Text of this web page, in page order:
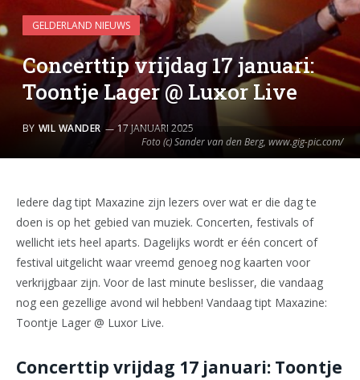
Foto (c) Sander van den Berg, www.gig-pic.com/
GELDERLAND NIEUWS
Concerttip vrijdag 17 januari:
Toontje Lager @ Luxor Live
BY WIL WANDER 17 JANUARI 2025
Iedere dag tipt Maxazine zijn lezers over wat er die dag te
doen is op het gebied van muziek. Concerten, festivals of
wellicht iets heel aparts. Dagelijks wordt er één concert of
festival uitgelicht waar vreemd genoeg nog kaarten voor
verkrijgbaar zijn. Voor de last minute beslisser, die vandaag
nog een gezellige avond wil hebben! Vandaag tipt Maxazine:
Toontje Lager @ Luxor Live.
Concerttip vrijdag 17 januari: Toontje